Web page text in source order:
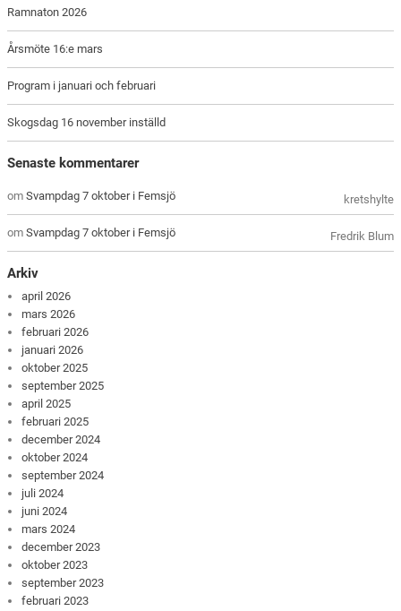
Ramnaton 2026
Årsmöte 16:e mars
Program i januari och februari
Skogsdag 16 november inställd
Senaste kommentarer
kretshylte
omSvampdag 7 oktober i Femsjö
Fredrik Blum
omSvampdag 7 oktober i Femsjö
Arkiv
april 2026
mars 2026
februari 2026
januari 2026
oktober 2025
september 2025
april 2025
februari 2025
december 2024
oktober 2024
september 2024
juli 2024
juni 2024
mars 2024
december 2023
oktober 2023
september 2023
februari 2023